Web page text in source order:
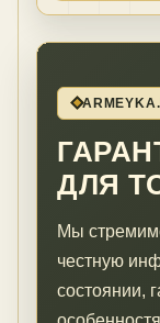
ДЛЯ
Мы
честную
состоянии,